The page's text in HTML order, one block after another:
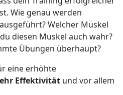
Wie genau werden
Welcher Muskel
diesen Muskel auch wahr?
Übungen überhaupt?
eine erhöhte
Effektivität und vor allem